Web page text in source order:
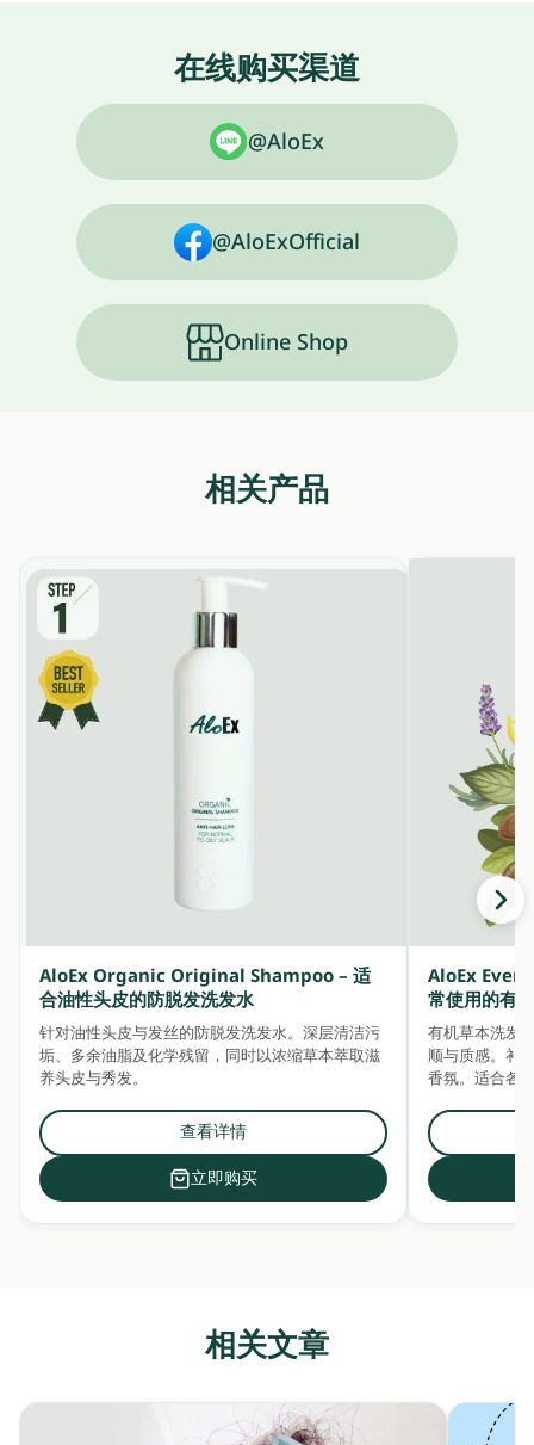
在线购买渠道
@AloEx
@AloExOfficial
Online Shop
相关产品
AloEx Organic Original Shampoo – 适
合油性头皮的防脱发洗发水
针对油性头皮与发丝的防脱发洗发水。深层清洁污
垢、多余油脂及化学残留，同时以浓缩草本萃取滋
养头皮与秀发。
查看详情
立即购买
AloEx
常使用的有
有机草本洗发
顺与质感。补
香氛。适合各
相关文章